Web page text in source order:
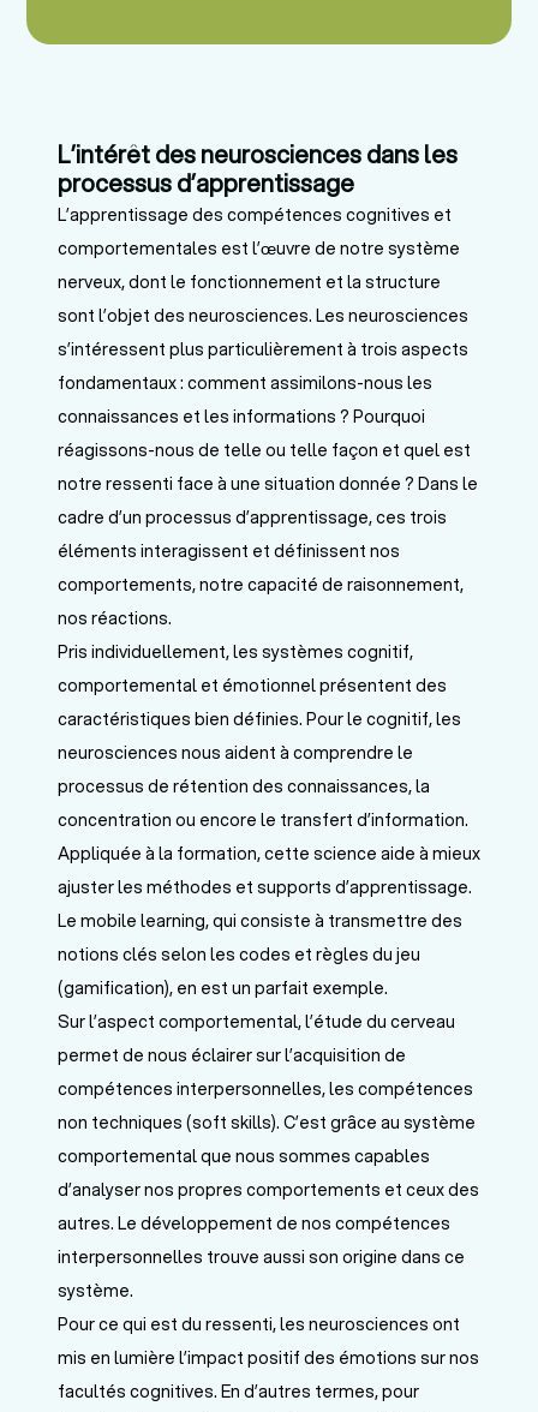
L’intérêt des neurosciences dans les
processus d’apprentissage
L’apprentissage des compétences cognitives et
comportementales est l’œuvre de notre système
nerveux, dont le fonctionnement et la structure
sont l’objet des neurosciences. Les neurosciences
s’intéressent plus particulièrement à trois aspects
fondamentaux : comment assimilons-nous les
connaissances et les informations ? Pourquoi
réagissons-nous de telle ou telle façon et quel est
notre ressenti face à une situation donnée ? Dans le
cadre d’un processus d’apprentissage, ces trois
éléments interagissent et définissent nos
comportements, notre capacité de raisonnement,
nos réactions.
Pris individuellement, les systèmes cognitif,
comportemental et émotionnel présentent des
caractéristiques bien définies. Pour le cognitif, les
neurosciences nous aident à comprendre le
processus de rétention des connaissances, la
concentration ou encore le transfert d’information.
Appliquée à la formation, cette science aide à mieux
ajuster les méthodes et supports d’apprentissage.
Le mobile learning, qui consiste à transmettre des
notions clés selon les codes et règles du jeu
(gamification), en est un parfait exemple.
Sur l’aspect comportemental, l’étude du cerveau
permet de nous éclairer sur l’acquisition de
compétences interpersonnelles, les compétences
non techniques (soft skills). C’est grâce au système
comportemental que nous sommes capables
d’analyser nos propres comportements et ceux des
autres. Le développement de nos compétences
interpersonnelles trouve aussi son origine dans ce
système.
Pour ce qui est du ressenti, les neurosciences ont
mis en lumière l’impact positif des émotions sur nos
facultés cognitives. En d’autres termes, pour